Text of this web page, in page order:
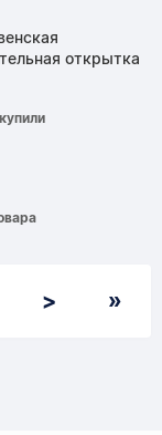
открытка
> »